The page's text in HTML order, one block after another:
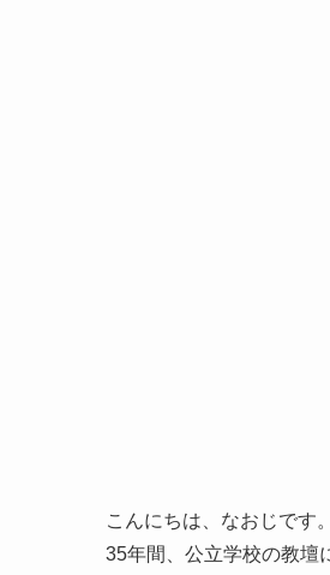
こんにちは、なおじです。
35年間、公立学校の教壇